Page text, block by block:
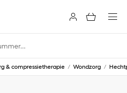
& compressietherapie / Wondzorg /